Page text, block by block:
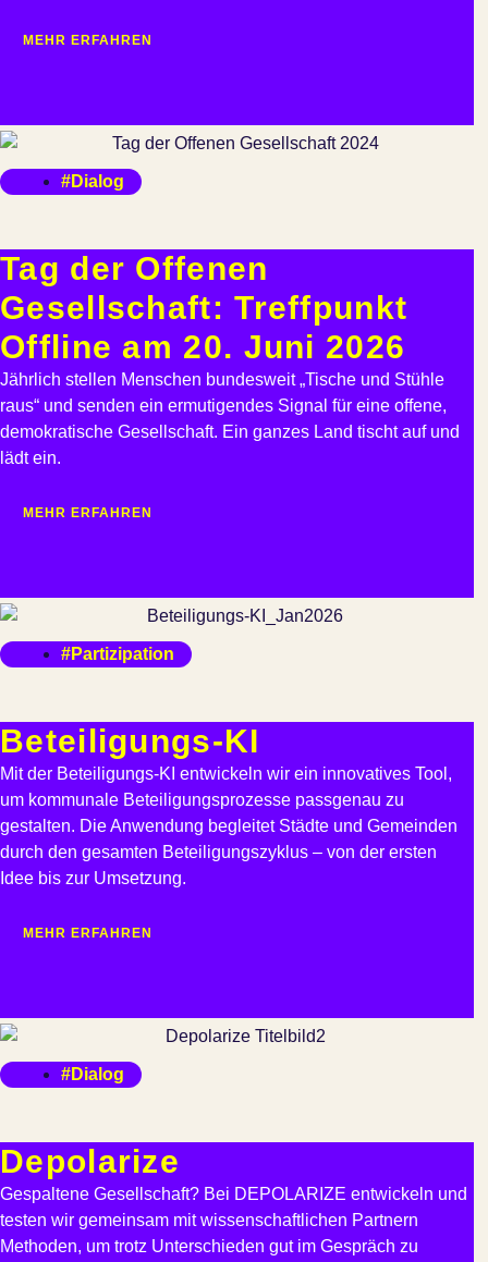
MEHR ERFAHREN
#Dialog
Tag der Offenen
Gesellschaft: Treffpunkt
Offline am 20. Juni 2026
Jährlich stellen Menschen bundesweit „Tische und Stühle
raus“ und senden ein ermutigendes Signal für eine offene,
demokratische Gesellschaft. Ein ganzes Land tischt auf und
lädt ein.
MEHR ERFAHREN
#Partizipation
Beteiligungs-KI
Mit der Beteiligungs-KI entwickeln wir ein innovatives Tool,
um kommunale Beteiligungsprozesse passgenau zu
gestalten. Die Anwendung begleitet Städte und Gemeinden
durch den gesamten Beteiligungszyklus – von der ersten
Idee bis zur Umsetzung.
MEHR ERFAHREN
#Dialog
Depolarize
Gespaltene Gesellschaft? Bei DEPOLARIZE entwickeln und
testen wir gemeinsam mit wissenschaftlichen Partnern
Methoden, um trotz Unterschieden gut im Gespräch zu